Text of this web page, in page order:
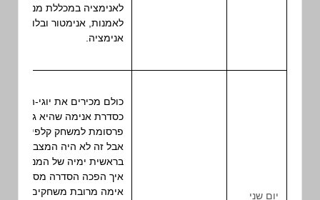
לאנימציה במכללת מנשר
לאמנות, אנימטור ובלוגר על
אנימציה.
כולם מכירים את יוגי-הו
כסדרת אנימה שהיא גם
פרסומת למשחק קלפים,
אבל זה לא היה המצב
בראשית ימיה של המנגה.
איך הפכה הסדרה מסדרת
אימה מרובת משחקים